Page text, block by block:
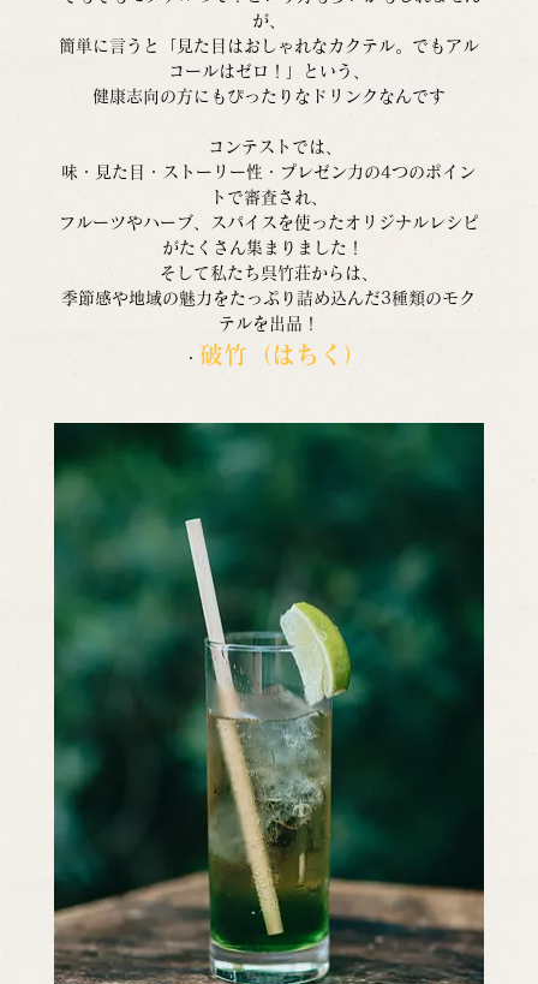
が、
簡単に言うと「見た目はおしゃれなカクテル。でもアル
コールはゼロ！」という、
健康志向の方にもぴったりなドリンクなんです
  コンテストでは、
味・見た目・ストーリー性・プレゼン力の4つのポイン
トで審査され、
フルーツやハーブ、スパイスを使ったオリジナルレシピ
がたくさん集まりました！
そして私たち呉竹荘からは、
季節感や地域の魅力をたっぷり詰め込んだ3種類のモク
テルを出品！
  ・
破竹（はちく）